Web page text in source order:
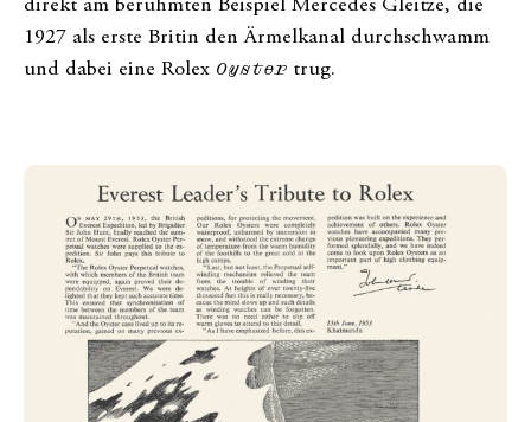
direkt am berühmten Beispiel Mercedes Gleitze, die
1927 als erste Britin den Ärmelkanal durchschwamm
und dabei eine Rolex Oyster trug.